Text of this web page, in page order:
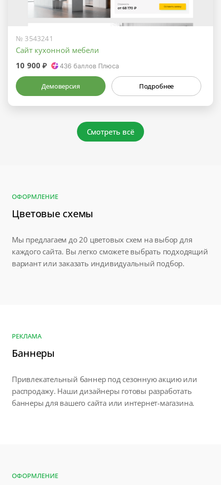
№ 3543241
Сайт кухонной мебели
10 900 ₽
436баллов Плюса
Демоверсия Подробнее
Смотреть всё
ОФОРМЛЕНИЕ
Цветовые схемы
Мы предлагаем до 20 цветовых схем на выбор для
каждого сайта. Вы легко сможете выбрать подходящий
вариант или заказать индивидуальный подбор.
РЕКЛАМА
Баннеры
Привлекательный баннер под сезонную акцию или
распродажу. Наши дизайнеры готовы разработать
баннеры для вашего сайта или интернет-магазина.
ОФОРМЛЕНИЕ